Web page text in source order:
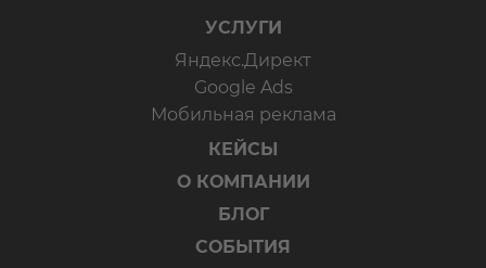
УСЛУГИ
Яндекс.Директ
Google Ads
Мобильная реклама
КЕЙСЫ
О КОМПАНИИ
БЛОГ
СОБЫТИЯ